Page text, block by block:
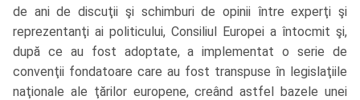
de ani de discuţii şi schimburi de opinii între experţi şi
reprezentanţi ai politicului, Consiliul Europei a întocmit şi,
după ce au fost adoptate, a implementat o serie de
convenţii fondatoare care au fost transpuse în legislaţiile
naţionale ale ţărilor europene, creând astfel bazele unei